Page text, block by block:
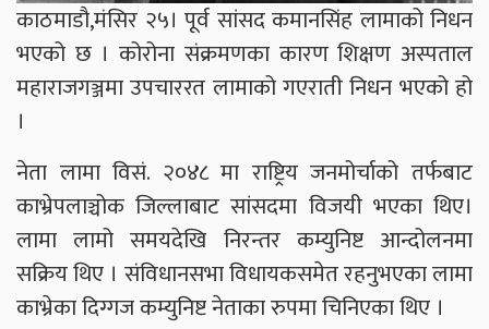
काठमाडौ,मंसिर २५। पूर्व सांसद कमानसिंह लामाको निधन
भएको छ । कोरोना संक्रमणका कारण शिक्षण अस्पताल
महाराजगञ्जमा उपचाररत लामाको गएराती निधन भएको हो
।
नेता लामा विसं. २०४८ मा राष्ट्रिय जनमोर्चाको तर्फबाट
काभ्रेपलाञ्चोक जिल्लाबाट सांसदमा विजयी भएका थिए।
लामा लामो समयदेखि निरन्तर कम्युनिष्ट आन्दोलनमा
सक्रिय थिए । संविधानसभा विधायकसमेत रहनुभएका लामा
काभ्रेका दिग्गज कम्युनिष्ट नेताका रुपमा चिनिएका थिए ।